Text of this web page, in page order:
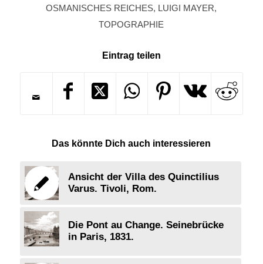
OSMANISCHES REICHES, LUIGI MAYER,
TOPOGRAPHIE
Eintrag teilen
Das könnte Dich auch interessieren
Ansicht der Villa des Quinctilius
Varus. Tivoli, Rom.
Die Pont au Change. Seinebrücke
in Paris, 1831.